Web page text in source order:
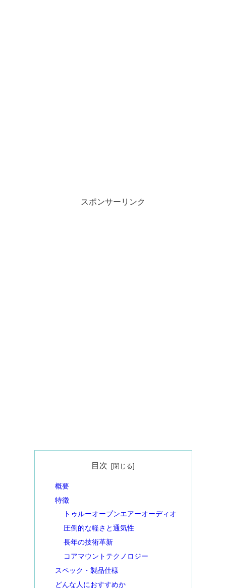
スポンサーリンク
目次
概要
特徴
トゥルーオープンエアーオーディオ
圧倒的な軽さと通気性
長年の技術革新
コアマウントテクノロジー
スペック・製品仕様
どんな人におすすめか